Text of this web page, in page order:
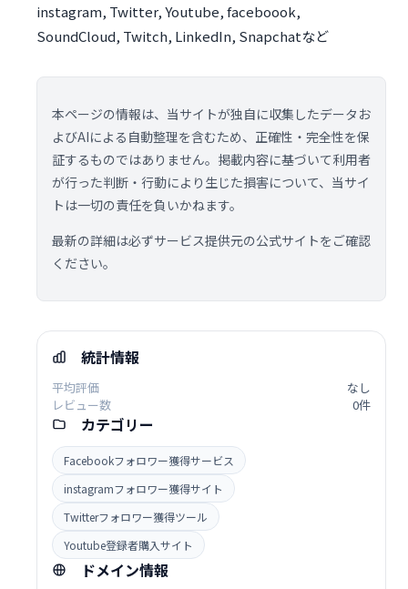
instagram, Twitter, Youtube, faceboook,
SoundCloud, Twitch, LinkedIn, Snapchatなど
本ページの情報は、当サイトが独自に収集したデータお
よびAIによる自動整理を含むため、正確性・完全性を保
証するものではありません。掲載内容に基づいて利用者
が行った判断・行動により生じた損害について、当サイ
トは一切の責任を負いかねます。
最新の詳細は必ずサービス提供元の公式サイトをご確認
ください。
統計情報
平均評価
なし
レビュー数
0件
カテゴリー
Facebookフォロワー獲得サービス
instagramフォロワー獲得サイト
Twitterフォロワー獲得ツール
Youtube登録者購入サイト
ドメイン情報